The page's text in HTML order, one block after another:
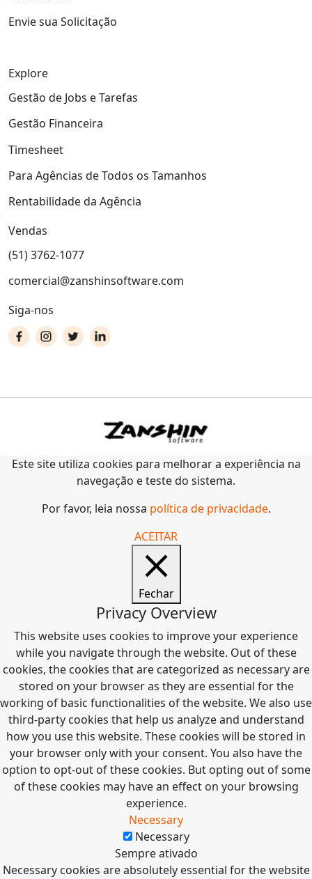
Envie sua Solicitação
Explore
Gestão de Jobs e Tarefas
Gestão Financeira
Timesheet
Para Agências de Todos os Tamanhos
Rentabilidade da Agência
Vendas
(51) 3762-1077
comercial@zanshinsoftware.com
Siga-nos
Este site utiliza cookies para melhorar a experiência na
navegação e teste do sistema.
Por favor, leia nossa política de privacidade.
ACEITAR
Fechar
Privacy Overview
This website uses cookies to improve your experience
while you navigate through the website. Out of these
cookies, the cookies that are categorized as necessary are
stored on your browser as they are essential for the
working of basic functionalities of the website. We also use
third-party cookies that help us analyze and understand
how you use this website. These cookies will be stored in
your browser only with your consent. You also have the
option to opt-out of these cookies. But opting out of some
of these cookies may have an effect on your browsing
experience.
Necessary
Necessary
Sempre ativado
Necessary cookies are absolutely essential for the website